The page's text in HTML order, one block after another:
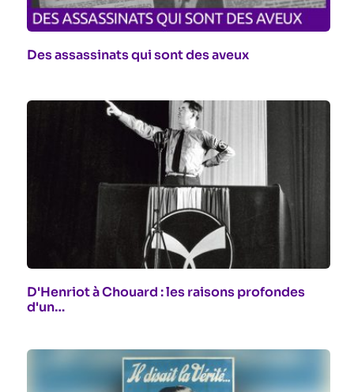
Des assassinats qui sont des aveux
D'Henriot à Chouard : les raisons profondes
d'un…